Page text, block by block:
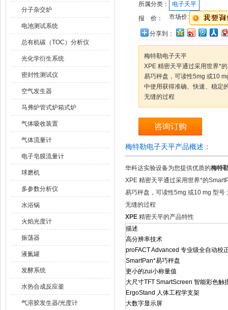
分子杂交炉
电池测试系统
总有机碳（TOC）分析仪
光化学衍生系统
密封性测试仪
空气发生器
马弗炉管式炉箱式炉
气体吸收装置
气体流量计
电子皂膜流量计
球磨机
多参数分析仪
水浴锅
火焰光度计
振荡器
液氮罐
发酵系统
水热合成反应釜
气溶胶发生器/光度计
所属分类：
电子天平
报 价：
市场价:
分享到：
梅特勒电子天平
XPE 精密天平通过采用世界*
易巧秤盘，可读性5mg 或10
中使用获得准确、快速、稳定
无缝的过程
咨询订购
梅特勒电子天平产品概述：
华科达实验设备为您提供优质的梅特
XPE 精密天平通过采用世界*的
易巧秤盘，可读性5mg 或10 mg 型
无缝的过程
XPE 精密天平的产品特性
描述
高分辨率技术
proFACT Advanced 专业级全自动校
SmartPan*易巧秤盘
更小的zui小称量值
大尺寸TFT SmartScreen 智能彩色触
ErgoStand 人体工程学支架
大数字显示屏